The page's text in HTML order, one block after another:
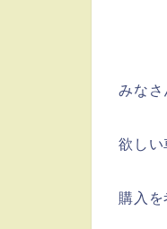
みな
欲し
購入を